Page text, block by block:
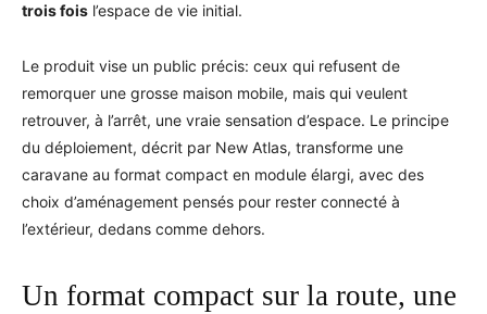
trois fois l’espace de vie initial.
Le produit vise un public précis: ceux qui refusent de
remorquer une grosse maison mobile, mais qui veulent
retrouver, à l’arrêt, une vraie sensation d’espace. Le principe
du déploiement, décrit par New Atlas, transforme une
caravane au format compact en module élargi, avec des
choix d’aménagement pensés pour rester connecté à
l’extérieur, dedans comme dehors.
Un format compact sur la route, une